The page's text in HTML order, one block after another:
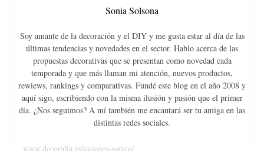
Sonia Solsona
Soy amante de la decoración y el DIY y me gusta estar al día de las
últimas tendencias y novedades en el sector. Hablo acerca de las
propuestas decorativas que se presentan como novedad cada
temporada y que más llaman mi atención, nuevos productos,
rewiews, rankings y comparativas. Fundé este blog en el año 2008 y
aquí sigo, escribiendo con la misma ilusión y pasión que el primer
día. ¿Nos seguimos? A mí también me encantará ser tu amiga en las
distintas redes sociales.
www.decoralia.es/quienes-somos/